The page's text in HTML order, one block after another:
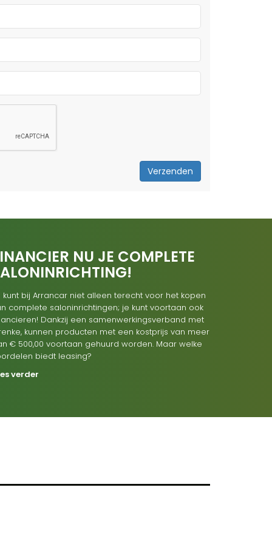
Verzenden
NU JE COMPLETE
kunt bij Arrancar niet alleen terecht voor het kopen
complete saloninrichtingen; je kunt voortaan ook
Dankzij een samenwerkingsverband met
kunnen producten met een kostprijs van meer
€ 500,00 voortaan gehuurd worden. Maar welke
biedt leasing?
verder